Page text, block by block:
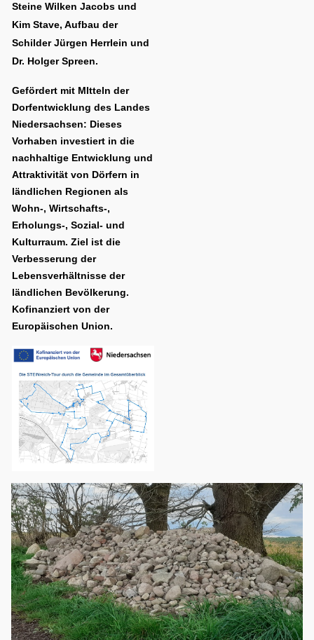
Steine Wilken Jacobs und
Kim Stave, Aufbau der
Schilder Jürgen Herrlein und
Dr. Holger Spreen.
Gefördert mit MItteln der
Dorfentwicklung des Landes
Niedersachsen: Dieses
Vorhaben investiert in die
nachhaltige Entwicklung und
Attraktivität von Dörfern in
ländlichen Regionen als
Wohn-, Wirtschafts-,
Erholungs-, Sozial- und
Kulturraum. Ziel ist die
Verbesserung der
Lebensverhältnisse der
ländlichen Bevölkerung.
Kofinanziert von der
Europäischen Union.